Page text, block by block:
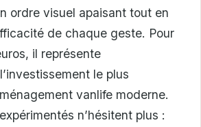
ordre visuel apaisant tout en
de chaque geste. Pour
il représente
le plus
vanlife moderne.
n’hésitent plus :